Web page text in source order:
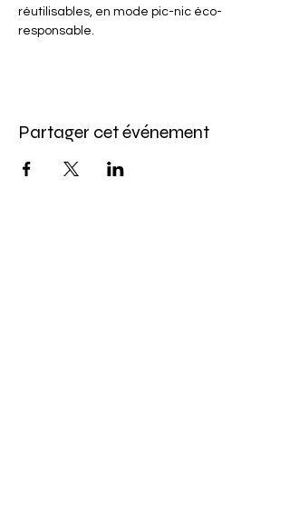
réutilisables, en mode pic-nic éco-
responsable.
Partager cet événement